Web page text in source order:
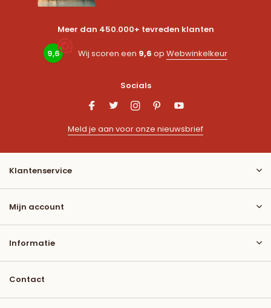
Meer dan 450.000+ tevreden klanten
9,6 Wij scoren een 9,6 op Webwinkelkeur
Socials
Meld je aan voor onze nieuwsbrief
Klantenservice
Mijn account
Informatie
Contact